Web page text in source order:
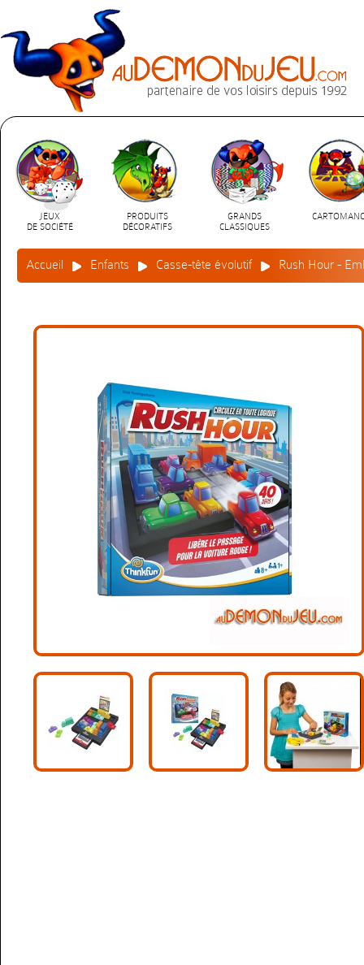
JEUX
DE SOCIÉTÉ
PRODUITS
DÉCORATIFS
GRANDS
CLASSIQUES
Accueil Enfants Casse-tête évolutif Rush Hour -